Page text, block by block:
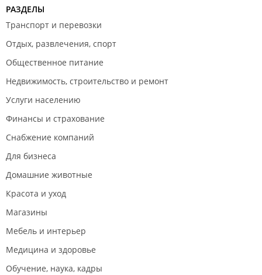
Документы:
заселении обязателен паспорт;
ИП Устинов А. В.
База отдыха вЕдином реестре объектов классификации в
РАЗДЕЛЫ
Транспорт и перевозки
Отдых, развлечения, спорт
Общественное питание
Недвижимость, строительство и ремонт
Услуги населению
Финансы и страхование
Снабжение компаний
Для бизнеса
Домашние животные
Красота и уход
Магазины
Мебель и интерьер
Медицина и здоровье
Обучение, наука, кадры